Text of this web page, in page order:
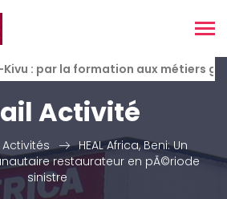
: par la formation aux métiers
Activité
Activités
HEAL Africa, Beni: Un
restaurateur en pÃ©riode
sinistre